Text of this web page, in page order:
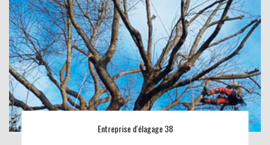
Entreprise d'élagage 38